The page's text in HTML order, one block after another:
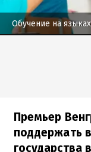
Обучение на
Премьер
поддержать
государства